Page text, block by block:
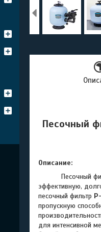
Песочный
Описание:
Песочный
эффективную,
песочный фильтр
пропускную
для интенсивной